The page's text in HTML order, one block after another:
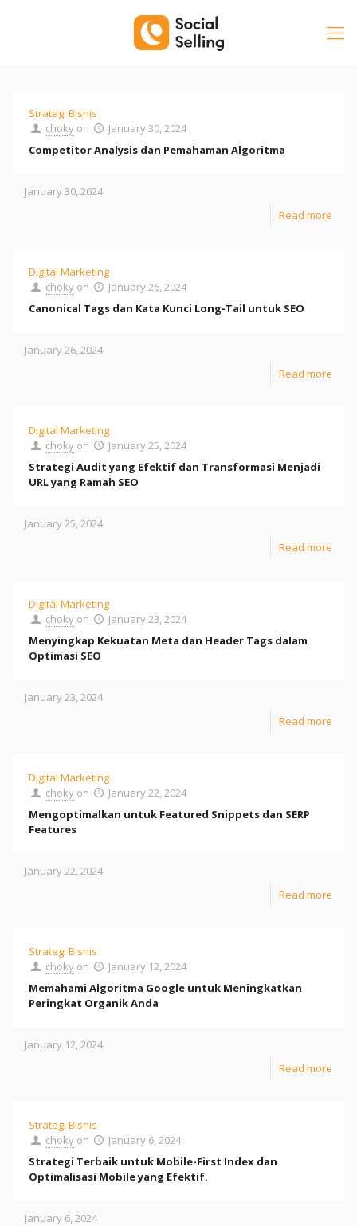
Strategi Bisnis
choky on
January 30, 2024
Competitor Analysis dan Pemahaman Algoritma
January 30, 2024
Read more
Digital Marketing
choky on
January 26, 2024
Canonical Tags dan Kata Kunci Long-Tail untuk SEO
January 26, 2024
Read more
Digital Marketing
choky on
January 25, 2024
Strategi Audit yang Efektif dan Transformasi Menjadi
URL yang Ramah SEO
January 25, 2024
Read more
Digital Marketing
choky on
January 23, 2024
Menyingkap Kekuatan Meta dan Header Tags dalam
Optimasi SEO
January 23, 2024
Read more
Digital Marketing
choky on
January 22, 2024
Mengoptimalkan untuk Featured Snippets dan SERP
Features
January 22, 2024
Read more
Strategi Bisnis
choky on
January 12, 2024
Memahami Algoritma Google untuk Meningkatkan
Peringkat Organik Anda
January 12, 2024
Read more
Strategi Bisnis
choky on
January 6, 2024
Strategi Terbaik untuk Mobile-First Index dan
Optimalisasi Mobile yang Efektif.
January 6, 2024